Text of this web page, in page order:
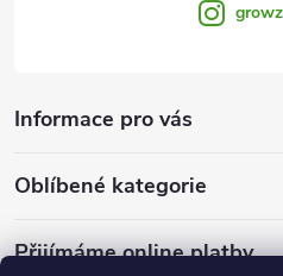
Informace pro vás
Oblíbené kategorie
Přijímáme online platby